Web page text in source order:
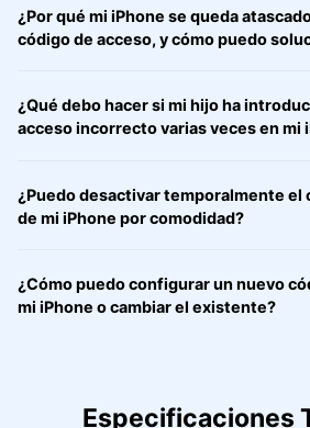
¿Por qué mi iPhone se queda
código de acceso, y cómo puedo
¿Qué debo hacer si mi hijo ha
acceso incorrecto varias veces en mi
¿Puedo desactivar temporalmente el
de mi iPhone por comodidad?󠀲󠀡󠀥󠀤󠀦󠀥󠀣󠀨󠀢󠀳
¿Cómo puedo configurar un nuevo
mi iPhone o cambiar el existente?
Especificaciones